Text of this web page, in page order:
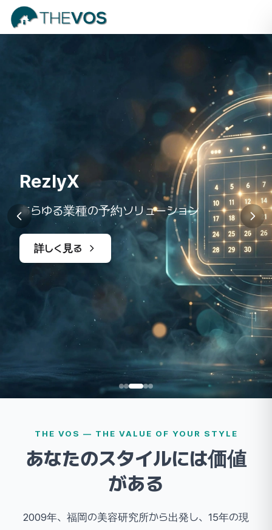
RezlyX
あらゆる業種の予約ソリューション
詳しく見る
THE VOS — THE VALUE OF YOUR STYLE
あなたのスタイルには価値
がある
2009年、福岡の美容研究所から出発し、15年の現